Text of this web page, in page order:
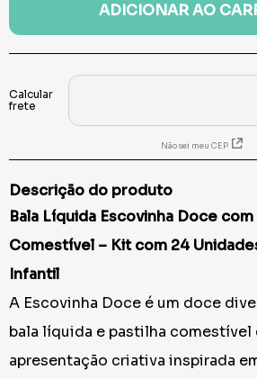
ADICIONAR AO
Não sei meu CEP
Descrição do produto
Bala Líquida Escovinha Doce com
Comestível – Kit com 24
Infantil
A Escovinha Doce é um doce
bala líquida e pastilha comestível
apresentação criativa inspirada